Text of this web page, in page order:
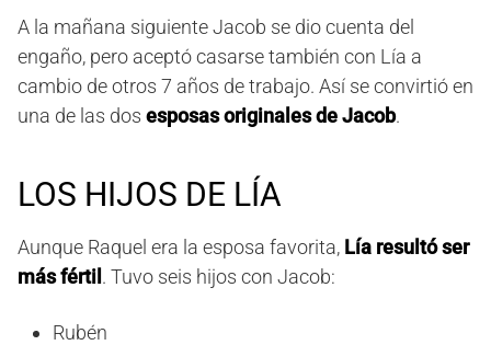
A la mañana siguiente Jacob se dio cuenta del
engaño, pero aceptó casarse también con Lía a
cambio de otros 7 años de trabajo. Así se convirtió en
una de las dos esposas originales de Jacob.
LOS HIJOS DE LÍA
Aunque Raquel era la esposa favorita, Lía resultó ser
más fértil. Tuvo seis hijos con Jacob:
Rubén